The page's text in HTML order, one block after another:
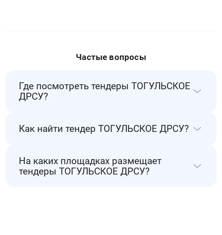
Частые вопросы
Где посмотреть тендеры ТОГУЛЬСКОЕ
ДРСУ?
РосТендер. Следите за новыми закупками
или Телеграм.
Как найти тендер ТОГУЛЬСКОЕ ДРСУ?
через поиск по заказчикам на РосТендер.
Мы отслеживаем все активные закупки
На каких площадках размещает
тендеры ТОГУЛЬСКОЕ ДРСУ?